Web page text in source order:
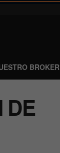
BROKER
DE